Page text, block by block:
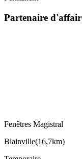
Partenaire
Fenêtres Magistral
Blainville(16,7km)